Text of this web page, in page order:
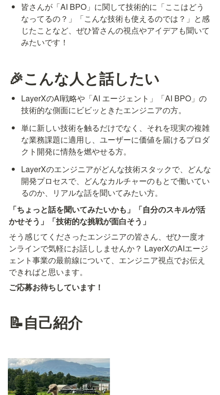
皆さんが「AI BPO」に関して技術的に「ここはどう
なってるの？」「こんな技術も使えるのでは？」と感
じたことなど、ぜひ皆さんの視点やアイデアも聞いて
みたいです！
🎉こんな人と話したい
LayerXのAI戦略や「AI エージェント」「AI BPO」の
技術的な側面にビビッときたエンジニアの方。
単に新しい技術を触るだけでなく、それを現実の複雑
な業務課題に適用し、ユーザーに価値を届けるプロダ
クト開発に情熱を燃やせる方。
LayerXのエンジニアがどんな技術スタックで、どんな
開発プロセスで、どんなカルチャーのもとで働いてい
「ちょっと話を聞いてみたいかも」「自分のスキルが活
かせそう」「技術的な挑戦が面白そう」
そう感じてくださったエンジニアの皆さん、ぜひ一度オ
ンラインで気軽にお話ししませんか？ LayerXのAIエージ
ェント事業の最前線について、エンジニア視点でお伝え
ご応募お待ちしています！
📝自己紹介